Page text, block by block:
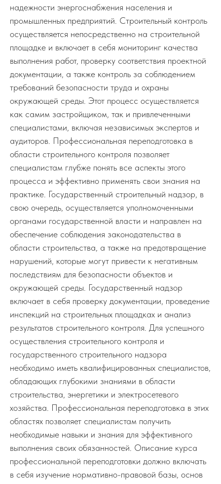
надежности энергоснабжения населения и
промышленных предприятий. Строительный контроль
осуществляется непосредственно на строительной
площадке и включает в себя мониторинг качества
выполнения работ, проверку соответствия проектной
документации, а также контроль за соблюдением
требований безопасности труда и охраны
окружающей среды. Этот процесс осуществляется
как самим застройщиком, так и привлеченными
специалистами, включая независимых экспертов и
аудиторов. Профессиональная переподготовка в
области строительного контроля позволяет
специалистам глубже понять все аспекты этого
процесса и эффективно применять свои знания на
практике. Государственный строительный надзор, в
свою очередь, осуществляется уполномоченными
органами государственной власти и направлен на
обеспечение соблюдения законодательства в
области строительства, а также на предотвращение
нарушений, которые могут привести к негативным
последствиям для безопасности объектов и
окружающей среды. Государственный надзор
включает в себя проверку документации, проведение
инспекций на строительных площадках и анализ
результатов строительного контроля. Для успешного
осуществления строительного контроля и
государственного строительного надзора
необходимо иметь квалифицированных специалистов,
обладающих глубокими знаниями в области
строительства, энергетики и электросетевого
хозяйства. Профессиональная переподготовка в этих
областях позволяет специалистам получить
необходимые навыки и знания для эффективного
выполнения своих обязанностей. Описание курса
профессиональной переподготовки должно включать
в себя изучение нормативно-правовой базы, основ